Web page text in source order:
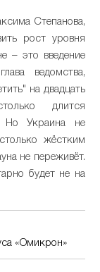
Степанова,
рост уровня
– это введение
ведомства,
на двадцать
длится
Но Украина не
жёстким
не переживёт.
будет не на
«Омикрон»